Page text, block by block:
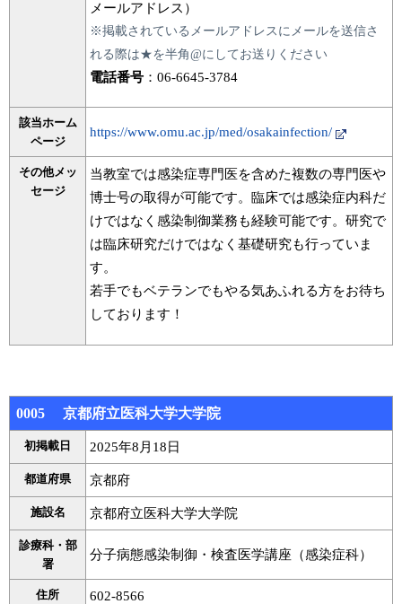
メールアドレス）
※掲載されているメールアドレスにメールを送信さ
れる際は★を半角@にしてお送りください
電話番号 ：06-6645-3784
該当ホーム
ページ
https://www.omu.ac.jp/med/osakainfection/
その他メッ
セージ
当教室では感染症専門医を含めた複数の専門医や
博士号の取得が可能です。臨床では感染症内科だ
けではなく感染制御業務も経験可能です。研究で
は臨床研究だけではなく基礎研究も行っていま
す。
若手でもベテランでもやる気あふれる方をお待ち
しております！
0005 京都府立医科大学大学院
初掲載日 2025年8月18日
都道府県 京都府
施設名 京都府立医科大学大学院
診療科・部
署
分子病態感染制御・検査医学講座（感染症科）
住所
602-8566